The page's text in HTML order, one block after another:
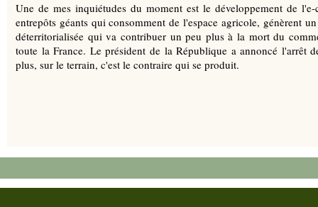
Une de mes inquiétudes du moment est le développement de
entrepôts géants qui consomment de l'espace agricole, génèrent
déterritorialisée qui va contribuer un peu plus à la mort du
toute la France. Le président de la République a annoncé l'arrêt
plus, sur le terrain, c'est le contraire qui se produit.